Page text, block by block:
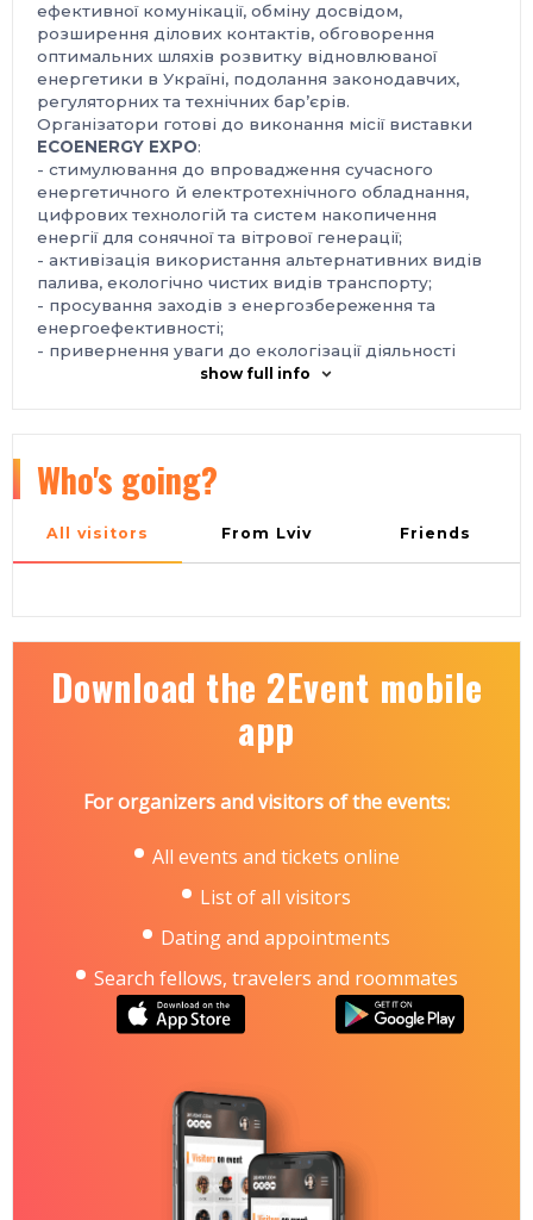
ефективної комунікації, обміну досвідом,
розширення ділових контактів, обговорення
оптимальних шляхів розвитку відновлюваної
енергетики в Україні, подолання законодавчих,
регуляторних та технічних бар’єрів.
Організатори готові до виконання місії виставки
ECOENERGY EXPO:
- стимулювання до впровадження сучасного
енергетичного й електротехнічного обладнання,
цифрових технологій та систем накопичення
енергії для сонячної та вітрової генерації;
- активізація використання альтернативних видів
палива, екологічно чистих видів транспорту;
- просування заходів з енергозбереження та
енергоефективності;
- привернення уваги до екологізації діяльності
підприємств ПЕК та промисловості;
Україна, м. Київ, Міжнародний виставковий центр,
Броварський проспект, 15, станція метро
Контакти:
show full info
Who's going?
All visitors From Lviv Friends
Download the 2Event mobile
app
For organizers and visitors of the events:
All events and tickets online
List of all visitors
Dating and appointments
Search fellows, travelers and roommates